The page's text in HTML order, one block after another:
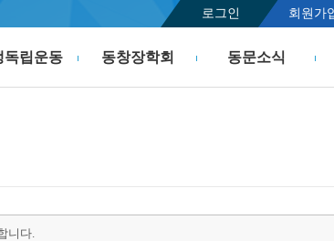
로그인 회원가
독립운동 동창장학회 동문소식
니다.